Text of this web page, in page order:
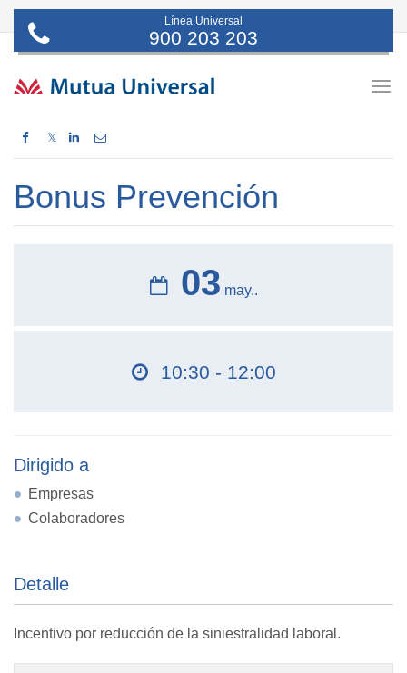
Línea Universal
900 203 203
𝕏
Bonus Prevención
03 may..
10:30 - 12:00
Dirigido a
Empresas
Colaboradores
Detalle
Incentivo por reducción de la siniestralidad laboral.